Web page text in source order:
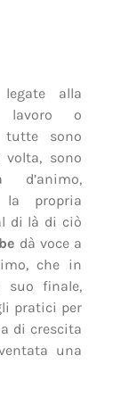
alla
lavoro o
tutte sono
volta, sono
la propria
di là di ciò
dà voce a
che in
suo finale,
pratici per
di crescita
una